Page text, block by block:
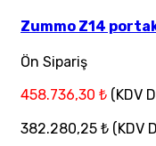
Zummo Z14
Ön Sipariş
458.736,30 ₺ (KDV
382.280,25 ₺ (KDV